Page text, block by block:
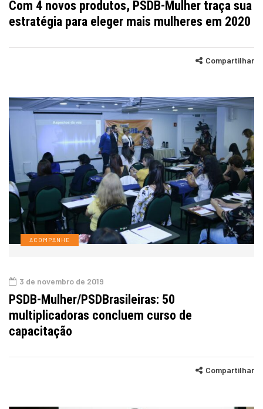
Com 4 novos produtos, PSDB-Mulher traça sua
estratégia para eleger mais mulheres em 2020
Compartilhar
ACOMPANHE
3 de novembro de 2019
PSDB-Mulher/PSDBrasileiras: 50
multiplicadoras concluem curso de
capacitação
Compartilhar